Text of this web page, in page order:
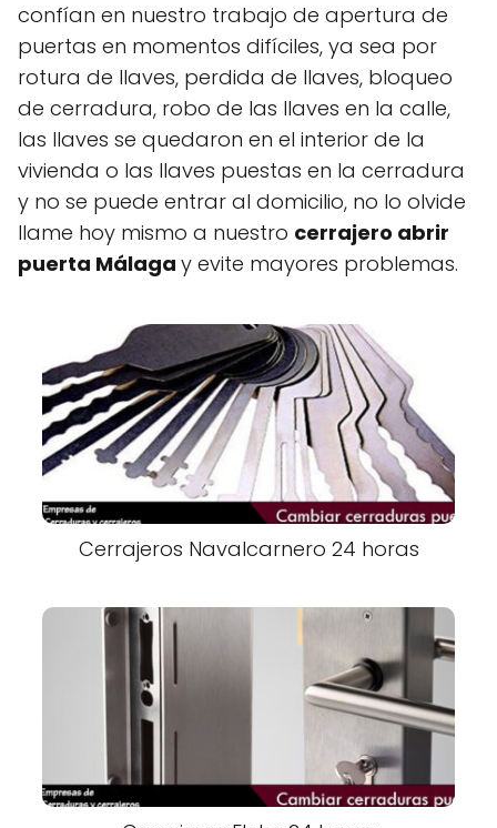
confían en nuestro trabajo de apertura de
puertas en momentos difíciles, ya sea por
rotura de llaves, perdida de llaves, bloqueo
de cerradura, robo de las llaves en la calle,
las llaves se quedaron en el interior de la
vivienda o las llaves puestas en la cerradura
y no se puede entrar al domicilio, no lo olvide
llame hoy mismo a nuestro cerrajero abrir
puerta Málaga y evite mayores problemas.
Cerrajeros Navalcarnero 24 horas